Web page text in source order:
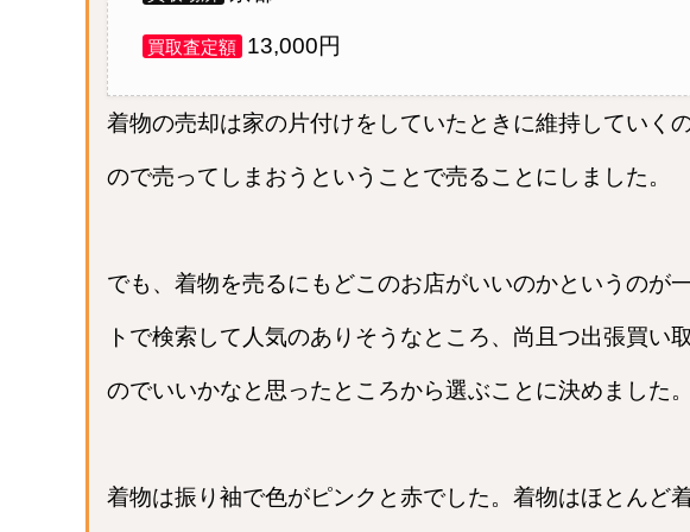
買取査定額 13,000円
着物の売却は家の片付けをしていたときに維持していく
ので売ってしまおうということで売ることにしました。
でも、着物を売るにもどこのお店がいいのかというのが
トで検索して人気のありそうなところ、尚且つ出張買い
のでいいかなと思ったところから選ぶことに決めました。
着物は振り袖で色がピンクと赤でした。着物はほとんど